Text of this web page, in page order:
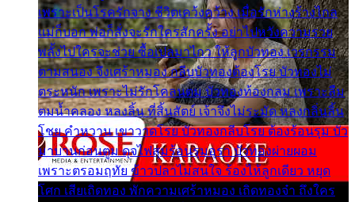
เพราะเป็นโรครักจาง ชีวิตเคว้งคว้าง เมื่อรักห่างร้างไกล
แม่ก็บอก พ่อก็สั่งจะรักใครสักครั้ง อย่าไปหวังความรวย
พลั้งไปใครจะช่วย ซื้อเปลมาไกว ให้ลูกบัวทอง เวรกรรม
ตามสนอง จึงเศร้าหมอง กลีบบัวทองต้องโรย บัวทองไม่
ตระหนัก เพราะไม่รักโคลนตม บัวทองท้องกลม เพราะลืม
ตมน้ำคลอง หลงลิ้น ที่สิ้นสัตย์ เจ้าจึงไม่ระมัด หลงกลิ่นลิ้น
โชย คำหวาน เขาวาดโรย บัวทองกลีบโรย ต้องร้อนรุม บัว
มาบานก่อนตูม ดุจไฟสุมร้อนรุมอุรา บัวทองผ่ายผอม
เพราะตรอมฤทัย ข้าวปลาไม่สนใจ ร้องไห้ลูกเดียว หยุด
โศก เสียเถิดทอง พักความเศร้าหมอง เถิดทองจ๋า ถึงใคร